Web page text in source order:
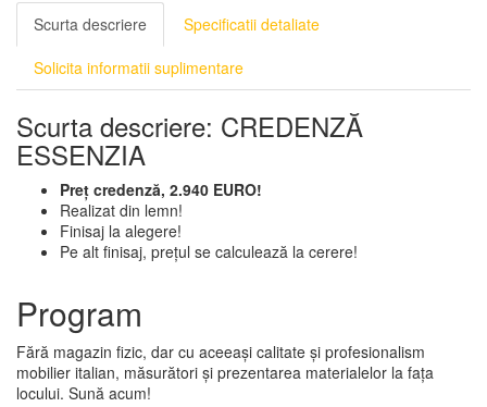
Scurta descriere
Specificatii detaliate
Solicita informatii suplimentare
Scurta descriere: CREDENZĂ
ESSENZIA
Preț credenză, 2.940 EURO!
Realizat din lemn!
Finisaj la alegere!
Pe alt finisaj, prețul se calculează la cerere!
Program
Fără magazin fizic, dar cu aceeași calitate și profesionalism
mobilier italian, măsurători și prezentarea materialelor la fața
locului. Sună acum!